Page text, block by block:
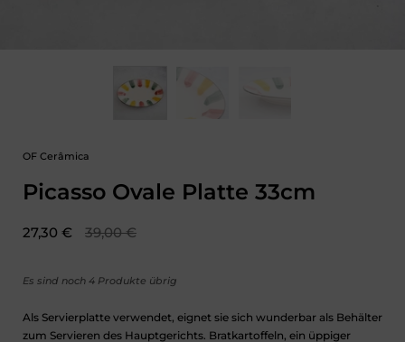
OF Cerâmica
Picasso Ovale Platte 33cm
Aktionspreis:
27,30 € Regulärer Preis:
39,00 €
Es sind noch 4 Produkte übrig
Als Servierplatte verwendet, eignet sie sich wunderbar als Behälter
zum Servieren des Hauptgerichts. Bratkartoffeln, ein üppiger